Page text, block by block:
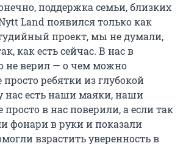
поддержка семьи, близких
Land появился только как
проект, мы не думали,
как есть сейчас. В нас в
не верил — о чем можно
ребятки из глубокой
нас есть наши маяки, наши
просто в нас поверили, а если так
фонари в руки и показали
взрастить уверенность в